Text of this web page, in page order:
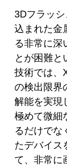
3Dフラッ
込まれた金
る非常に深
とが困難と
技術では、
の検出限界
解能を実現
極めて微細
るだけでな
たデバイス
て、非常に